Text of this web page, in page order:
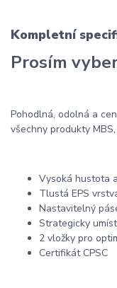
Kompletní
Prosím
Pohodlná, odolná a
všechny produkty
Vysoká hustota
Tlustá EPS
Nastavitelný
Strategicky
2 vložky pro
Certifikát CPSC